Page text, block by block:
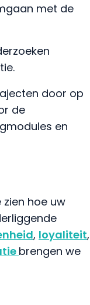
met de
door op
de
en
hoe uw
, loyaliteit,
brengen we